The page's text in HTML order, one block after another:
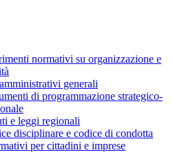
normativi su organizzazione e
generali
di programmazione strategico-
e leggi regionali
disciplinare e codice di condotta
per cittadini e imprese